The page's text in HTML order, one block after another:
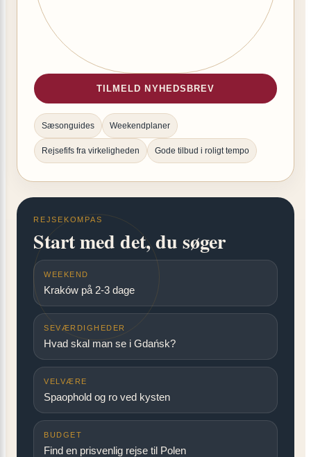
TILMELD NYHEDSBREV
Sæsonguides Weekendplaner
Rejsefifs fra virkeligheden Gode tilbud i roligt tempo
REJSEKOMPAS
Start med det, du søger
WEEKEND
Kraków på 2-3 dage
SEVÆRDIGHEDER
Hvad skal man se i Gdańsk?
VELVÆRE
Spaophold og ro ved kysten
BUDGET
Find en prisvenlig rejse til Polen